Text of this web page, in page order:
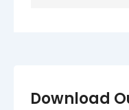
Download